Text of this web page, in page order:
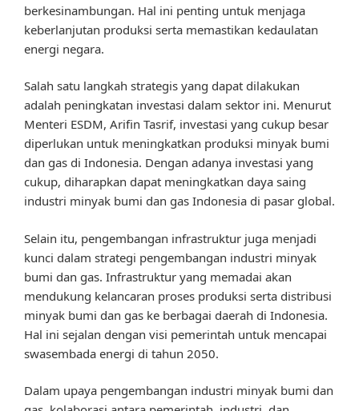
berkesinambungan. Hal ini penting untuk menjaga
keberlanjutan produksi serta memastikan kedaulatan
energi negara.
Salah satu langkah strategis yang dapat dilakukan
adalah peningkatan investasi dalam sektor ini. Menurut
Menteri ESDM, Arifin Tasrif, investasi yang cukup besar
diperlukan untuk meningkatkan produksi minyak bumi
dan gas di Indonesia. Dengan adanya investasi yang
cukup, diharapkan dapat meningkatkan daya saing
industri minyak bumi dan gas Indonesia di pasar global.
Selain itu, pengembangan infrastruktur juga menjadi
kunci dalam strategi pengembangan industri minyak
bumi dan gas. Infrastruktur yang memadai akan
mendukung kelancaran proses produksi serta distribusi
minyak bumi dan gas ke berbagai daerah di Indonesia.
Hal ini sejalan dengan visi pemerintah untuk mencapai
swasembada energi di tahun 2050.
Dalam upaya pengembangan industri minyak bumi dan